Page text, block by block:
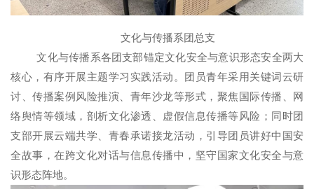
文化与传播系团总支
文化与传播系各团支部锚定文化安全与意识形态安全两大
核心，有序开展主题学习实践活动。团员青年采用关键词云研
讨、传播案例风险推演、青年沙龙等形式，聚焦国际传播、网
络舆情等领域，剖析文化渗透、虚假信息传播等风险；同时团
支部开展云端共学、青春承诺接龙活动，引导团员讲好中国安
全故事，在跨文化对话与信息传播中，坚守国家文化安全与意
识形态阵地。